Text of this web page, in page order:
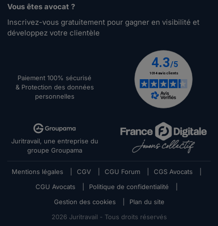
Vous êtes avocat ?
Inscrivez-vous gratuitement pour gagner en visibilité et
développez votre clientèle
Paiement 100% sécurisé
& Protection des données
personnelles
Juritravail, une entreprise du
groupe Groupama
Mentions légales CGV CGU Forum CGS Avocats
CGU Avocats
Politique de confidentialité
Gestion des cookies
Plan du site
2026 Juritravail - Tous droits réservés